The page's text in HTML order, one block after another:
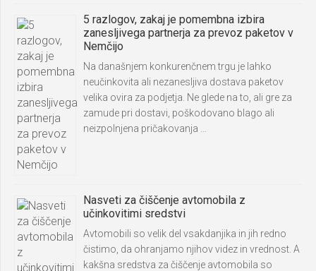
5 razlogov, zakaj je pomembna izbira
zanesljivega partnerja za prevoz paketov v
Nemčijo
Na današnjem konkurenčnem trgu je lahko
neučinkovita ali nezanesljiva dostava paketov
velika ovira za podjetja. Ne glede na to, ali gre za
zamude pri dostavi, poškodovano blago ali
neizpolnjena pričakovanja …
Nasveti za čiščenje avtomobila z
učinkovitimi sredstvi
Avtomobili so velik del vsakdanjika in jih redno
čistimo, da ohranjamo njihov videz in vrednost. A
kakšna sredstva za čiščenje avtomobila so